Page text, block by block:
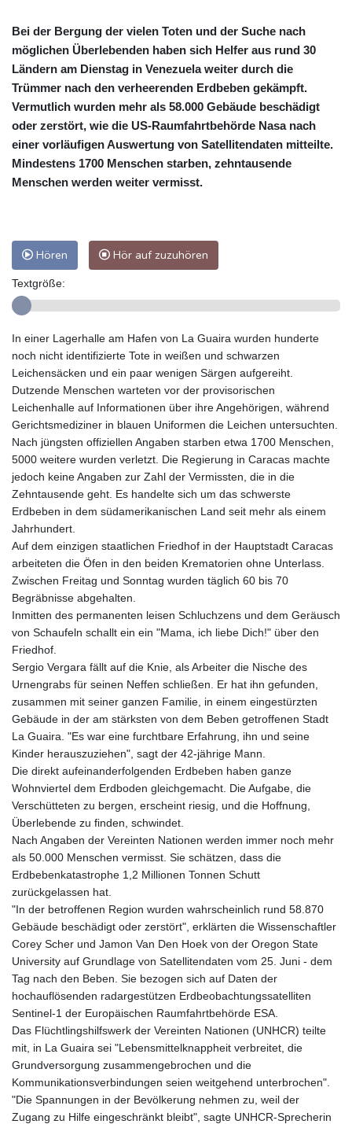
Bei der Bergung der vielen Toten und der Suche nach
möglichen Überlebenden haben sich Helfer aus rund 30
Ländern am Dienstag in Venezuela weiter durch die
Trümmer nach den verheerenden Erdbeben gekämpft.
Vermutlich wurden mehr als 58.000 Gebäude beschädigt
oder zerstört, wie die US-Raumfahrtbehörde Nasa nach
einer vorläufigen Auswertung von Satellitendaten mitteilte.
Mindestens 1700 Menschen starben, zehntausende
Menschen werden weiter vermisst.
Hören Hör auf zuzuhören
Textgröße:
In einer Lagerhalle am Hafen von La Guaira wurden hunderte
noch nicht identifizierte Tote in weißen und schwarzen
Leichensäcken und ein paar wenigen Särgen aufgereiht.
Dutzende Menschen warteten vor der provisorischen
Leichenhalle auf Informationen über ihre Angehörigen, während
Gerichtsmediziner in blauen Uniformen die Leichen untersuchten.
Nach jüngsten offiziellen Angaben starben etwa 1700 Menschen,
5000 weitere wurden verletzt. Die Regierung in Caracas machte
jedoch keine Angaben zur Zahl der Vermissten, die in die
Zehntausende geht. Es handelte sich um das schwerste
Erdbeben in dem südamerikanischen Land seit mehr als einem
Jahrhundert.
Auf dem einzigen staatlichen Friedhof in der Hauptstadt Caracas
arbeiteten die Öfen in den beiden Krematorien ohne Unterlass.
Zwischen Freitag und Sonntag wurden täglich 60 bis 70
Begräbnisse abgehalten.
Inmitten des permanenten leisen Schluchzens und dem Geräusch
von Schaufeln schallt ein ein "Mama, ich liebe Dich!" über den
Friedhof.
Sergio Vergara fällt auf die Knie, als Arbeiter die Nische des
Urnengrabs für seinen Neffen schließen. Er hat ihn gefunden,
zusammen mit seiner ganzen Familie, in einem eingestürzten
Gebäude in der am stärksten von dem Beben getroffenen Stadt
La Guaira. "Es war eine furchtbare Erfahrung, ihn und seine
Kinder herauszuziehen", sagt der 42-jährige Mann.
Die direkt aufeinanderfolgenden Erdbeben haben ganze
Wohnviertel dem Erdboden gleichgemacht. Die Aufgabe, die
Verschütteten zu bergen, erscheint riesig, und die Hoffnung,
Überlebende zu finden, schwindet.
Nach Angaben der Vereinten Nationen werden immer noch mehr
als 50.000 Menschen vermisst. Sie schätzen, dass die
Erdbebenkatastrophe 1,2 Millionen Tonnen Schutt
zurückgelassen hat.
"In der betroffenen Region wurden wahrscheinlich rund 58.870
Gebäude beschädigt oder zerstört", erklärten die Wissenschaftler
Corey Scher und Jamon Van Den Hoek von der Oregon State
University auf Grundlage von Satellitendaten vom 25. Juni - dem
Tag nach den Beben. Sie bezogen sich auf Daten der
hochauflösenden radargestützen Erdbeobachtungssatelliten
Sentinel-1 der Europäischen Raumfahrtbehörde ESA.
Das Flüchtlingshilfswerk der Vereinten Nationen (UNHCR) teilte
mit, in La Guaira sei "Lebensmittelknappheit verbreitet, die
Grundversorgung zusammengebrochen und die
Kommunikationsverbindungen seien weitgehend unterbrochen".
"Die Spannungen in der Bevölkerung nehmen zu, weil der
Zugang zu Hilfe eingeschränkt bleibt", sagte UNHCR-Sprecherin